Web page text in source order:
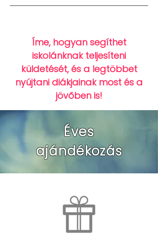
Íme, hogyan segíthet
iskolánknak teljesíteni
küldetését, és a legtöbbet
nyújtani diákjainak most és a
jövőben is!
Éves
ajándékozás